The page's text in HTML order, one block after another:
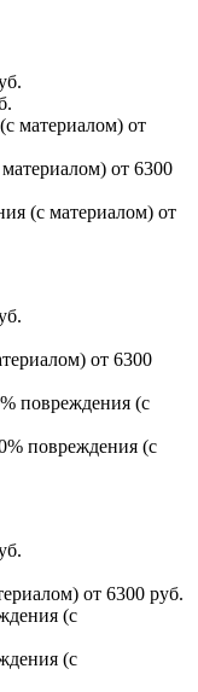
материалом) от
от 6300
(с материалом) от
от 6300
повреждения (с
повреждения (с
от 6300 руб.
(с
(с